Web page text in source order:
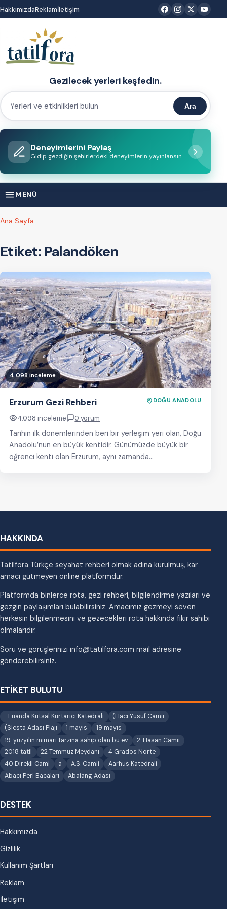
İçeriğe
atla
HakkımızdaReklamİletişim
Gezilecek yerleri keşfedin.
Yerleri
etkinlikleri
bulun
Ara
Deneyimlerini Paylaş
Gidip gezdiğin şehirlerdeki deneyimlerin yayınlansın.
MENÜ
Ana Sayfa
Etiket: Palandöken
4.098 inceleme
Erzurum Gezi Rehberi DOĞU ANADOLU
4.098 inceleme 0 yorum
Tarihin ilk dönemlerinden beri bir yerleşim yeri olan, Doğu
Anadolu’nun en büyük kentidir. Günümüzde büyük bir
öğrenci kenti olan Erzurum, aynı zamanda…
HAKKINDA
Tatilfora Türkçe seyahat rehberi olmak adına kurulmuş, kar
amacı gütmeyen online platformdur.
Platformda binlerce rota, gezi rehberi, bilgilendirme yazıları ve
gezgin paylaşımları bulabilirsiniz. Amacımız gezmeyi seven
herkesin bilgilenmesini ve gezecekleri rota hakkında fikir sahibi
olmalarıdır.
Soru ve görüşlerinizi info@tatilfora.com mail adresine
gönderebilirsiniz.
ETİKET BULUTU
-Luanda Kutsal Kurtarıcı Katedrali
(Hacı Yusuf Camii
(Siesta Adası Plajı
1 mayıs
19 mayıs
19. yüzyılın mimari tarzına sahip olan bu ev
2. Hasan Camii
2018 tatil
22 Temmuz Meydanı
4 Grados Norte
40 Direkli Cami
a A.S. Camii
Aarhus Katedrali
Abacı Peri Bacaları
Abaiang Adası
DESTEK
Hakkımızda
Gizlilik
Kullanım Şartları
Reklam
İletişim